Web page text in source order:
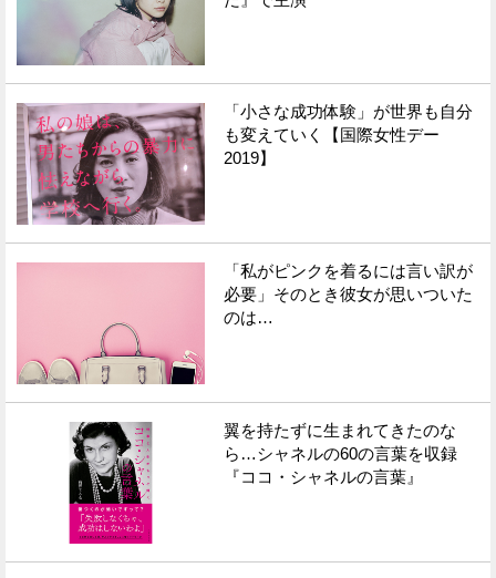
「小さな成功体験」が世界も自分
も変えていく【国際女性デー
2019】
「私がピンクを着るには言い訳が
必要」そのとき彼女が思いついた
のは…
翼を持たずに生まれてきたのな
ら…シャネルの60の言葉を収録
『ココ・シャネルの言葉』